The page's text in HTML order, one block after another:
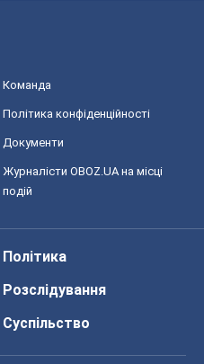
Команда
Політика конфіденційності
Документи
Журналісти OBOZ.UA на місці
подій
Політика
Розслідування
Суспільство